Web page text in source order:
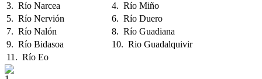
3. Río Narcea
4. Río Miño
5. Río Nervión
6. Río Duero
7. Río Nalón
8. Río Guadiana
9. Río Bidasoa
10. Rio Guadalquivir
11. Río Eo